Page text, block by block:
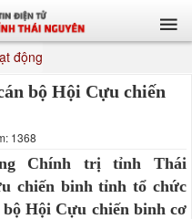
động
bộ Hội Cựu chiến
1368
Chính trị tỉnh Thái
chiến binh tỉnh tổ chức
Hội Cựu chiến binh cơ